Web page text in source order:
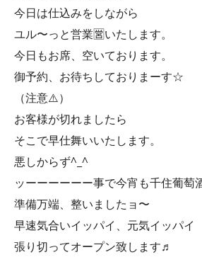
今日は仕込みをしながら
ユル〜っと営業🈺いたします。
今日もお席、空いております。
御予約、お待ちしておりまーす☆
（注意⚠️）
お客様が切れましたら
そこで早仕舞いいたします。
悪しからず^_^
ッーーーーーー事で今宵も千住葡萄
準備万端、整いましたョ〜
早速気合いイッパイ、元気イッパイ
張り切ってオープン致します♬